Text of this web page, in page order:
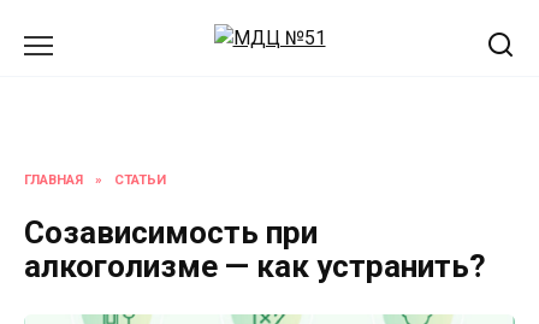
ГЛАВНАЯ » СТАТЬИ
Созависимость при
алкоголизме — как устранить?